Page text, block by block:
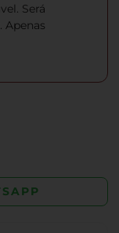
Será
Apenas